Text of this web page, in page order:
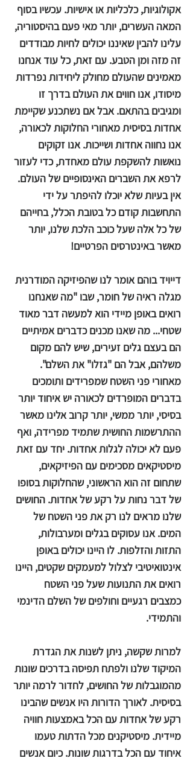
אקולוגיות, כלכליות או אישיות. עכשיו בסוף
המאה העשרים, יותר מאי פעם בהיסטוריה,
עלינו להבין שאיננו יכולים לחיות מבודדים
זה מזה ומן הטבע. עם זאת, כל עוד אנחנו
מאמינים שהעולם מחולק ליחידות נפרדות
מיסודו, אנו חווים את העולם בדרך זו
ומגיבים בהתאם. אבל אם נשתכנע שקיימת
אחדות בסיסית מאחורי החלוקות לכאורה,
אנו נחווה אחדות ושייכות. אנו זקוקים
נואשות להשקפת עולם מאחדת, כדי לעזור
לרפא את השברים האינסופיים של העולם.
אין בעיות שלא יוכלו להיפתר על ידי
התחשבות קודם כל בטובת הכלל, בחייהם
של כל אלה שעל כוכב הלכת שלנו, יותר
מאשר באינטרסים הפרטיים!
דייויד בוהם אומר לנו שהפיזיקה המודרנית
מגלה ראיה של חומר, שבו "מה שאנחנו
רואים באופן מיידי הוא למעשה דבר מאוד
שטחי... מה שאנו מכנים כדברים אמיתיים
הם בעצם גלים זעירים, שיש להם מקום
משלהם, אבל הם "גזלו" את השלם".
מאחורי פני השטח שמפרידים ותומכים
בדברים המופרדים לכאורה יש איחוד יותר
בסיסי, יותר ממשי, יותר קרוב אלינו מאשר
ההתרשמות החושית שתמיד מפרידה, ואף
פעם לא יכולה לגלות אחדות. יחד עם זאת
מיסטיקאים מסכימים עם הפיזיקאים,
שתחום זה הוא הראשוני, שהחלוקות בסופו
של דבר נחות על רקע של אחדות. החושים
שלנו מראים לנו רק את פני השטח של
המים. אנו עסוקים בגלים ומערבולות,
התזות והזלפות. לו היינו יכולים באופן
אינטואיטיבי לצלול למעמקים שקטים, היינו
רואים את התנועות שעל פני השטח
כמצבים רגעיים וחולפים של השלם הדינמי
והתמידי.
למרות שקשה, ניתן לשנות את הגדרת
המיקוד שלנו ולפתח תפיסה בדרכים שונות
מהמוגבלות של החושים, לחדור לרמה יותר
בסיסית. לאורך הדורות היו אנשים שהבינו
רקע של אחדות עם הכל באמצעות חוויה
מיידית. מיסטיקנים מכל הדתות טעמו
איחוד עם הכל בדרגות שונות. כיום אנשים